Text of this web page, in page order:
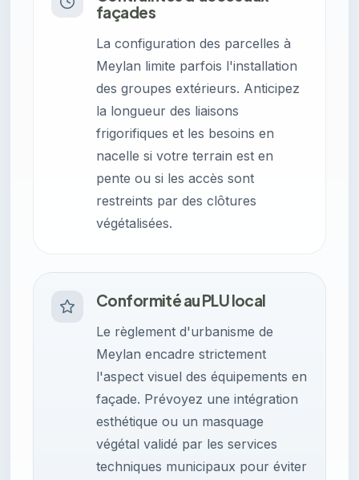
façades
La configuration des parcelles à
Meylan limite parfois l'installation
des groupes extérieurs. Anticipez
la longueur des liaisons
frigorifiques et les besoins en
nacelle si votre terrain est en
pente ou si les accès sont
restreints par des clôtures
végétalisées.
Conformité au PLU local
Le règlement d'urbanisme de
Meylan encadre strictement
l'aspect visuel des équipements en
façade. Prévoyez une intégration
esthétique ou un masquage
végétal validé par les services
techniques municipaux pour éviter